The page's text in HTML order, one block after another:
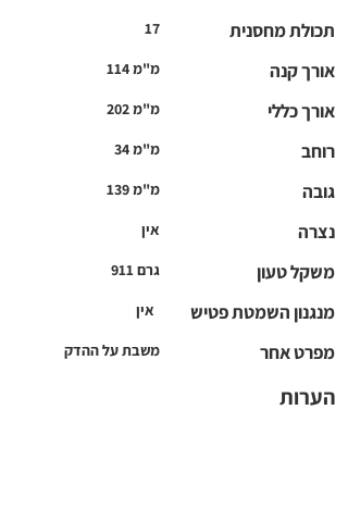
17 תכולת מחסנית
114 מ"מ אורך קנה
202 מ"מ אורך כללי
34 מ"מ רוחב
139 מ"מ גובה
אין נצרה
911 גרם משקל טעון
אין מנגנון השמטת פטיש
משבת על ההדק מפרט אחר
הערות